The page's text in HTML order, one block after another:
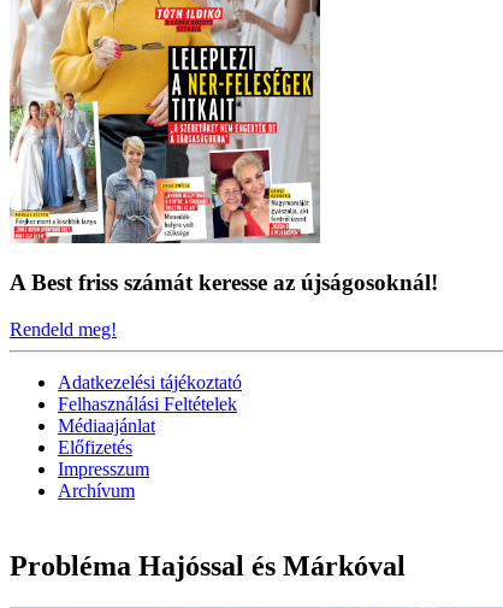
A Best friss számát keresse az újságosoknál!
Rendeld meg!
Adatkezelési tájékoztató
Felhasználási Feltételek
Médiaajánlat
Előfizetés
Impresszum
Archívum
Probléma Hajóssal és Márkóval